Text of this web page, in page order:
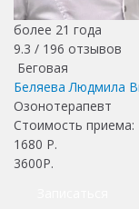
более 21 года
9.3 / 196 отзывов
Беговая
Беляева Людмила
Озонотерапевт
Стоимость приема:
1680 Р.
3600Р.